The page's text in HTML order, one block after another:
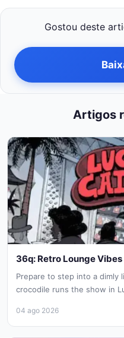
Gostou deste
Artigos
36q: Retro Lounge
Prepare to step into a dimly
crocodile runs the show in
04 ago 2026